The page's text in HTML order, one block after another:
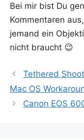
Bei mir bist Du
Kom­men­ta­ren
jemand ein
nicht braucht 😉
Tethered
Mac OS
Canon EOS